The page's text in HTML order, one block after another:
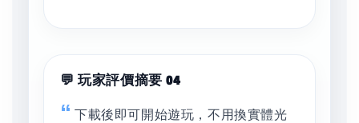
💬 玩家評價摘要 04
下載後即可開始遊玩，不用換實體光